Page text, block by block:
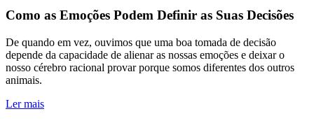
Como as Emoções Podem Definir as Suas Decisões
De quando em vez, ouvimos que uma boa tomada de decisão
depende da capacidade de alienar as nossas emoções e deixar o
nosso cérebro racional provar porque somos diferentes dos outros
animais.
Ler mais